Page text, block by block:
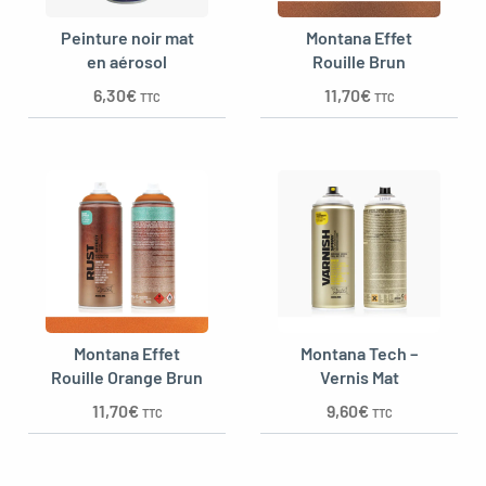
Peinture noir mat
en aérosol
6,30€ TTC
Montana Effet
Rouille Brun
11,70€ TTC
Montana Effet
Rouille Orange Brun
11,70€ TTC
Montana Tech –
Vernis Mat
9,60€ TTC
menu